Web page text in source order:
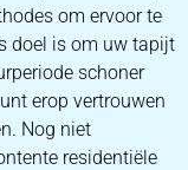
om ervoor te
doel is om uw tapijt
schoner
erop vertrouwen
Nog niet
residentiële